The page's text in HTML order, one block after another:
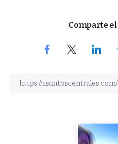
Comparte